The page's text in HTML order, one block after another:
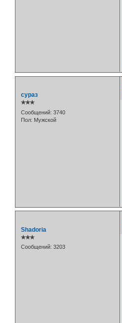
сураз
✯✯✯
Сообщений: 3740
Пол: Мужской
Shadoria
✯✯✯
Сообщений: 3203